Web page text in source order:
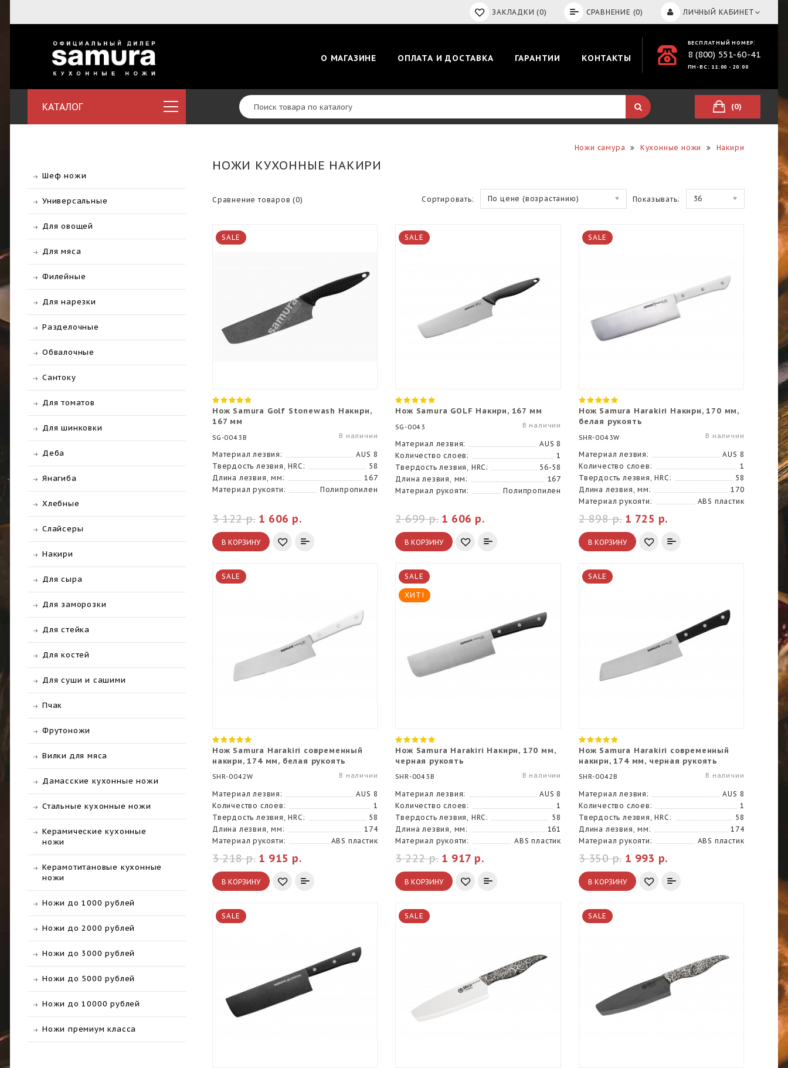
ЛИЧНЫЙ КАБИНЕТ
ЗАКЛАДКИ (0) СРАВНЕНИЕ (0)
БЕСПЛАТНЫЙ НОМЕР:
8 (800) 551-60-41
ПН-ВС: 11:00 - 20:00
О МАГАЗИНЕ ОПЛАТА И ДОСТАВКА ГАРАНТИИ КОНТАКТЫ
КАТАЛОГ (0)
Шеф ножи
Универсальные
Для овощей
Для мяса
Филейные
Для нарезки
Разделочные
Обвалочные
Сантоку
Для томатов
Для шинковки
Деба
Янагиба
Хлебные
Слайсеры
Накири
Для сыра
Для заморозки
Для стейка
Для костей
Для суши и сашими
Пчак
Фрутоножи
Вилки для мяса
Дамасские кухонные ножи
Стальные кухонные ножи
Керамические кухонные
ножи
Керамотитановые кухонные
ножи
Ножи до 1000 рублей
Ножи до 2000 рублей
Ножи до 3000 рублей
Ножи до 5000 рублей
Ножи до 10000 рублей
Ножи премиум класса
Ножи самура Кухонные ножи Накири
НОЖИ КУХОННЫЕ НАКИРИ
Сравнение товаров (0) Сортировать: По цене (возрастанию) Показывать: 36
SALE
Нож Samura Golf Stonewash Накири,
167 мм
SG-0043B В наличии
Материал лезвия:
AUS 8
Твердость лезвия, HRC:
58
Длина лезвия, мм:
167
Материал рукояти:
Полипропилен
1 606 р.
3 122 р.
В КОРЗИНУ
SALE
Нож Samura GOLF Накири, 167 мм
SG-0043 В наличии
Материал лезвия:
AUS 8
Количество слоев:
1
Твердость лезвия, HRC:
56-58
Длина лезвия, мм:
167
Материал рукояти:
Полипропилен
1 606 р.
2 699 р.
В КОРЗИНУ
SALE
Нож Samura Harakiri Накири, 170 мм,
белая рукоять
SHR-0043W В наличии
Материал лезвия:
AUS 8
Количество слоев:
1
Твердость лезвия, HRC:
58
Длина лезвия, мм:
170
Материал рукояти:
ABS пластик
1 725 р.
2 898 р.
В КОРЗИНУ
SALE
Нож Samura Harakiri современный
накири, 174 мм, белая рукоять
SHR-0042W В наличии
Материал лезвия:
AUS 8
Количество слоев:
1
Твердость лезвия, HRC:
58
Длина лезвия, мм:
174
Материал рукояти:
ABS пластик
1 915 р.
3 218 р.
В КОРЗИНУ
SALE
ХИТ!
Нож Samura Harakiri Накири, 170 мм,
черная рукоять
SHR-0043B В наличии
Материал лезвия:
AUS 8
Количество слоев:
1
Твердость лезвия, HRC:
58
Длина лезвия, мм:
161
Материал рукояти:
ABS пластик
1 917 р.
3 222 р.
В КОРЗИНУ
SALE
Нож Samura Harakiri современный
накири, 174 мм, черная рукоять
SHR-0042B В наличии
Материал лезвия:
AUS 8
Количество слоев:
1
Твердость лезвия, HRC:
58
Длина лезвия, мм:
174
Материал рукояти:
ABS пластик
1 993 р.
3 350 р.
В КОРЗИНУ
SALE SALE SALE